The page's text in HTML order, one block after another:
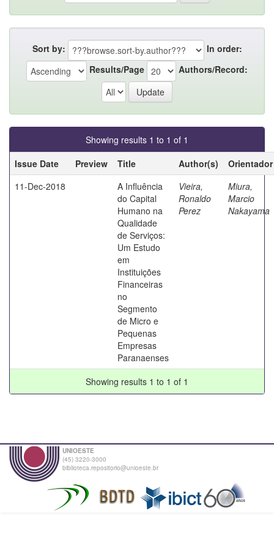
Sort by:
In order:
Results/Page
Authors/Record:
Showing results 1 to 1 of 1
Issue Date
Preview Title Author(s)
Orientador
11-Dec-2018
A Influência
do Capital
Humano na
Qualidade
de Serviços:
Um Estudo
em
Instituições
Financeiras
no
Segmento
de Micro e
Pequenas
Empresas
Paranaenses
Vieira,
Ronaldo
Perez
Miura,
Marcio
Nakayama
Showing results 1 to 1 of 1
UNIOESTE
(45) 3220-3000
biblioteca.repositorio@unioeste.br